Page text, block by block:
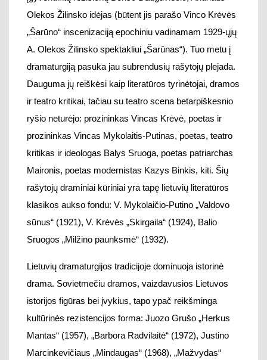
prozininkas Vincas Mykolaitis-Putinas, poetas,teatro
kritikas ir ideologas
Balys Sruoga,
poetas patriarchas
Maironis
poetas modernistas Kazys Binkis
Šių
rašytojų draminiai kūriniai yra tapę lietuvių literatūros
klasikos aukso fondu : V. Mykolaičio-Putino „Valdovo
sūnus“ (1921), V. Krėvės „Skirgaila“ (1924)
, Balio
Sruogos „Milžino paunksmė“ (1932).
Lietuvių dramaturgijos tradicijojedominuoja istorinė
drama. Sovietmečiu dramos, vaizdavusios Lietuvos
istorijos figūras bei įvykius, tapoypač reikšminga
kultūrinės rezistencijos forma : Juozo Grušo „Herkus
Mantas“ (1957), „Barbora Radvilaitė“ (1972), Justino
Marcinkevičiaus „Mindaugas“ (1968), „Mažvydas“
(1977), „Katedra“ (1971), Juozo Glinskio „Grasos
namai“ (1971)
. Dramaturgai ugdė istorinę savimonę,
telkė bendruomenę.
Atkūrus n
epriklausomybę, istorinė
drama
kiek pakito, –
eiliuotas dramas pakeitė prozinis
tekstas, siekiama
į istorinę atmintį
grąžinti
sovietmečiu nutylėtus istorijos epizodus, asmenybes,
įvy
kius. Dramaturgai dėmesį sutelkė į XX amžiaus